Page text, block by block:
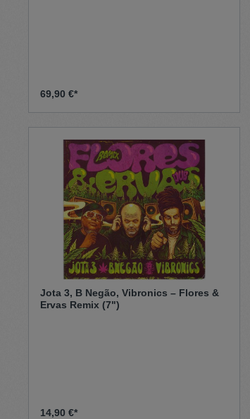
69,90 €*
Jota 3, B Negão, Vibronics – Flores &
Ervas Remix (7")
14,90 €*